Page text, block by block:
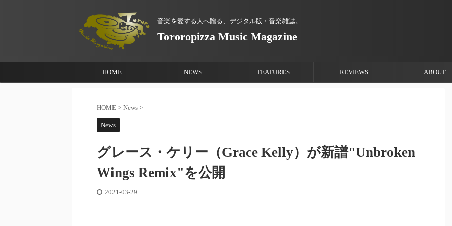
音楽を愛する人へ贈る、デジタル版・音楽雑誌。
Tororopizza Music Magazine
HOME NEWS FEATURES REVIEWS ABOUT
HOME > News >
News
グレース・ケリー（Grace Kelly）が新譜"Unbroken
Wings Remix"を公開
2021-03-29